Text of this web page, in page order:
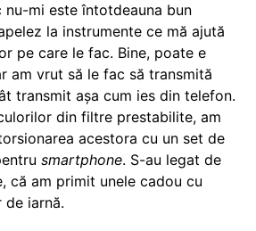
mi este întotdeauna bun
la instrumente ce mă ajută
pe care le fac. Bine, poate e
am vrut să le fac să transmită
transmit așa cum ies din telefon.
din filtre prestabilite, am
acestora cu un set de
smartphone. S-au legat de
că am primit unele cadou cu
iarnă.